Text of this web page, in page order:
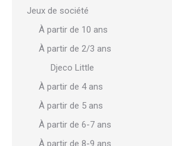
Jeux de société
À partir de 10 ans
À partir de 2/3 ans
Djeco Little
À partir de 4 ans
À partir de 5 ans
À partir de 6-7 ans
À partir de 8-9 ans